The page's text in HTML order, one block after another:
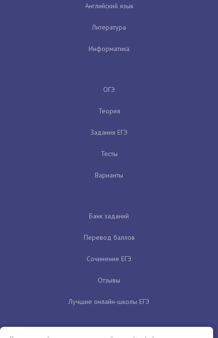
Английский язык
Литература
Информатика
ОГЭ
Теория
Задания ЕГЭ
Тесты
Варианты
Банк заданий
Перевод баллов
Сочинение ЕГЭ
Отзывы
Лучшие онлайн-школы ЕГЭ